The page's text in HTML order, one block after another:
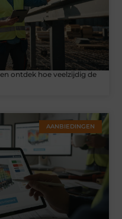
ontdek hoe veelzijdig de
AANBIEDINGEN